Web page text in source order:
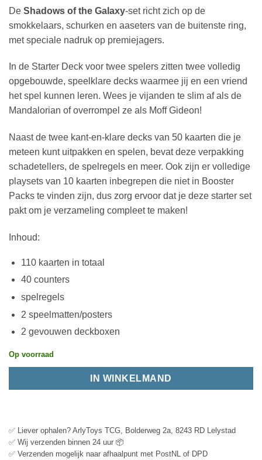
De Shadows of the Galaxy-set richt zich op de
smokkelaars, schurken en aaseters van de buitenste ring,
met speciale nadruk op premiejagers.
In de Starter Deck voor twee spelers zitten twee volledig
opgebouwde, speelklare decks waarmee jij en een vriend
het spel kunnen leren. Wees je vijanden te slim af als de
Mandalorian of overrompel ze als Moff Gideon!
Naast de twee kant-en-klare decks van 50 kaarten die je
meteen kunt uitpakken en spelen, bevat deze verpakking
schadetellers, de spelregels en meer. Ook zijn er volledige
playsets van 10 kaarten inbegrepen die niet in Booster
Packs te vinden zijn, dus zorg ervoor dat je deze starter set
pakt om je verzameling compleet te maken!
Inhoud:
110 kaarten in totaal
40 counters
spelregels
2 speelmatten/posters
2 gevouwen deckboxen
Op voorraad
IN WINKELMAND
✅ Liever ophalen? ArlyToys TCG, Bolderweg 2a, 8243 RD Lelystad
✅ Wij verzenden binnen 24 uur 📦
✅ Verzenden mogelijk naar afhaalpunt met PostNL of DPD